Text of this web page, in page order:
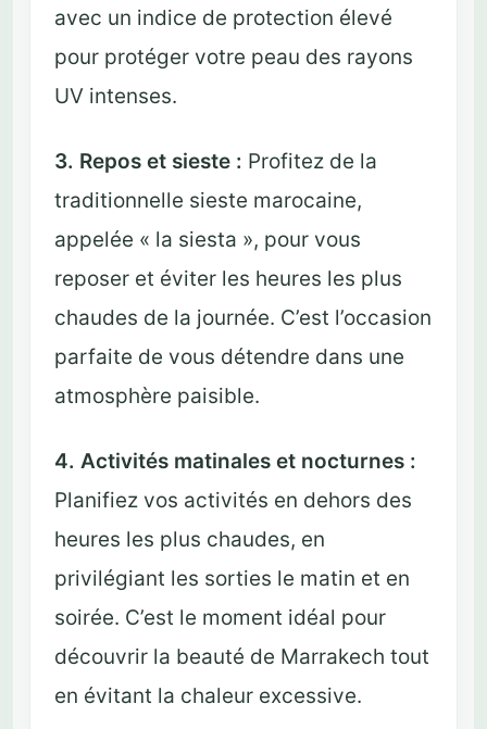
avec un indice de protection élevé
pour protéger votre peau des rayons
UV intenses.
3. Repos et sieste : Profitez de la
traditionnelle sieste marocaine,
appelée « la siesta », pour vous
reposer et éviter les heures les plus
chaudes de la journée. C’est l’occasion
parfaite de vous détendre dans une
atmosphère paisible.
4. Activités matinales et nocturnes :
Planifiez vos activités en dehors des
heures les plus chaudes, en
privilégiant les sorties le matin et en
soirée. C’est le moment idéal pour
découvrir la beauté de Marrakech tout
en évitant la chaleur excessive.